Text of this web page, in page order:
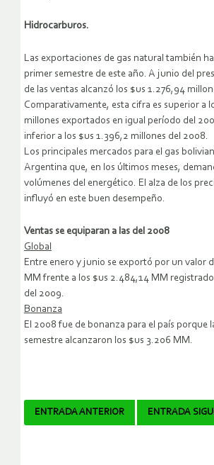
Hidrocarburos.
Las exportaciones de gas natural también
primer semestre de este año. A junio del
de las ventas alcanzó los $us 1.276,94
Comparativamente, esta cifra es superior a
millones exportados en igual período del
inferior a los $us 1.396,2 millones del 2008.
Los principales mercados para el gas
Argentina que, en los últimos meses,
volúmenes del energético. El alza de los
influyó en este buen desempeño.
Ventas se equiparan a las del 2008
Global
Entre enero y junio se exportó por un valor
MM frente a los $us 2.484,14 MM
del 2009.
Bonanza
El 2008 fue de bonanza para el país porque
semestre alcanzaron los $us 3.206 MM.
Navegador
ENTRADA ANTERIOR ENTRADA